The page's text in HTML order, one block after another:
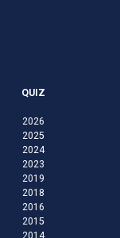
QUIZ
2026
2025
2024
2023
2019
2018
2016
2015